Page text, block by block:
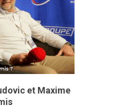
et Maxime